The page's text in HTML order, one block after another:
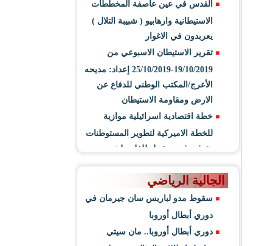
القدس في عين عاصفة المخططات
الاستيطانية وارهابيو ( شبيبة التلال )
يعربدون في الاغوار
تقرير الاستيطان الاسبوعي من
19/10/2019-25/10/2019 إعداد: مديحه
الأعرج/المكتب الوطني للدفاع عن
الارض ومقاومة الاستيطان
خطة اقتصادية اسرائيلية موازية
للخطة الاميركية لتطوير المستوطنات
وتوفير فرص عمل للفلسطينيين
الجالية الرياضي
سقوط مدو لباريس سان جيرمان في
دوري أبطال أوروبا
دوري أبطال أوروبا.. مان سيتي